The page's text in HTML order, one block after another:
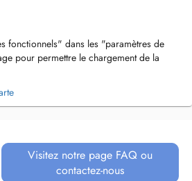
fonctionnels" dans les "paramètres de
pour permettre le chargement de la
Visitez notre page FAQ ou
contactez-nous